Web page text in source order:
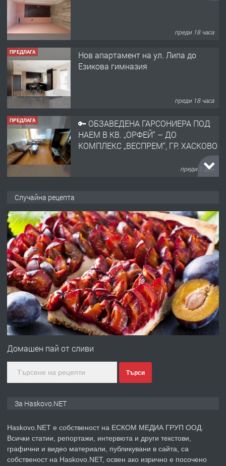
преди 18 часа
ПРЕДЛАГА
Нов апартамент на ул. Липа до
Езикова гимназия
преди 18 часа
ПРЕДЛАГА
🔑 ОБЗАВЕДЕНА ГАРСОНИЕРА ПОД
НАЕМ В КВ. „ОРФЕЙ“ – ДО
КОМПЛЕКС „ВЕСПРЕМ“, ГР. ХАСКОВО
преди 1 ден
АПАРТАМЕНТ В ЦЕНТЪРА НА ГР.
ХАСКОВО
преди 2 дни
ПРЕДЛАГА Давам гараж под наем
преди 2 дни
ПРЕДЛАГА
№4120 Магазин/Офис под наем в кв.
Любен Каравелов, Хасково-близо до
градската градина!
преди 3 дни
ПРЕДЛАГА
Случайна рецепта
Домашен пай от сливи
Търси
За Haskovo.NET
Haskovo.NET е собственост на ЕСКОМ МЕДИА ГРУП ООД.
Всички статии, репортажи, интервюта и други текстови,
графични и видео материали, публикувани в сайта, са
собственост на Haskovo.NET, освен ако изрично е посочено